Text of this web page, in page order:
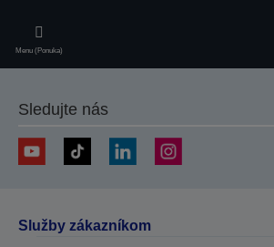
main
content
Menu (Ponuka)
Sledujte nás
Služby zákazníkom